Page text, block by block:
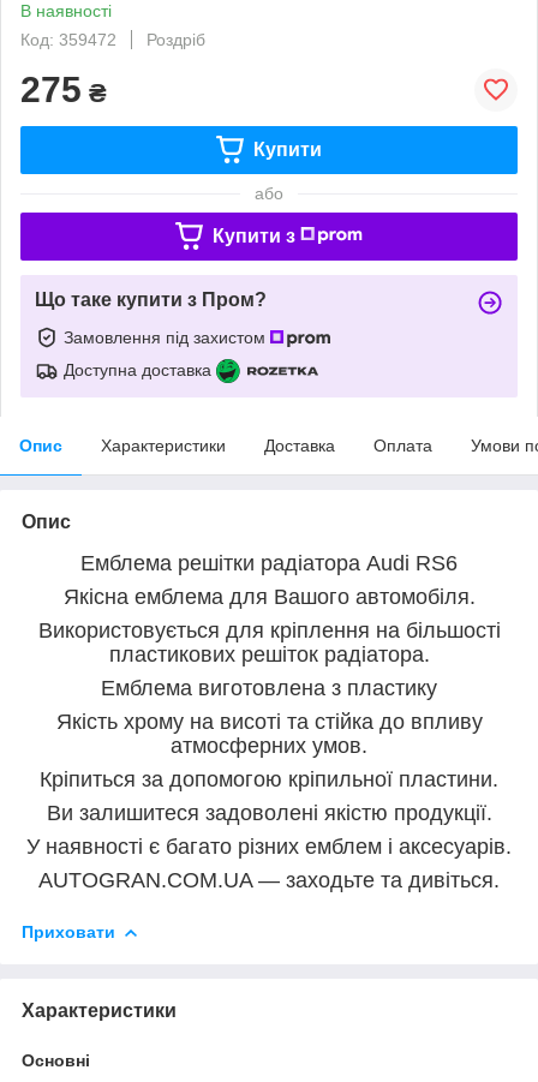
В наявності
Код: 359472
Роздріб
275 ₴
Купити
або
Купити з
Що таке купити з Пром?
Замовлення під захистом
Доступна доставка
Опис Характеристики Доставка Оплата Умови
Опис
Емблема решітки радіатора Audi RS6
Якісна емблема для Вашого автомобіля.
Використовується для кріплення на більшості
пластикових решіток радіатора.
Емблема виготовлена з пластику
Якість хрому на висоті та стійка до впливу
атмосферних умов.
Кріпиться за допомогою кріпильної пластини.
Ви залишитеся задоволені якістю продукції.
У наявності є багато різних емблем і аксесуарів.
AUTOGRAN.COM.UA — заходьте та дивіться.
Приховати
Характеристики
Основні